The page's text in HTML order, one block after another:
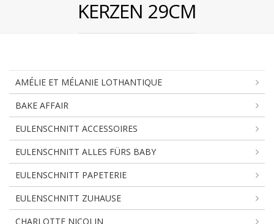
KERZEN 29CM
AMÉLIE ET MÉLANIE LOTHANTIQUE
BAKE AFFAIR
EULENSCHNITT ACCESSOIRES
EULENSCHNITT ALLES FÜRS BABY
EULENSCHNITT PAPETERIE
EULENSCHNITT ZUHAUSE
CHARLOTTE NICOLIN